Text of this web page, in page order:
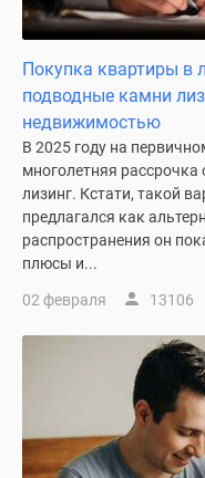
Апартаменты
#траншевая
ипотека
#рассрочка
ИТ-
ипотека
Квартиры
скидками
Видео
360°
Субсидированная
Rutube
Поиск
Покупка квартиры в
подводные камни
недвижимостью
В 2025 году на
многолетняя
лизинг. Кстати, такой
предлагался как
распространения он
плюсы и...
02 февраля 13106